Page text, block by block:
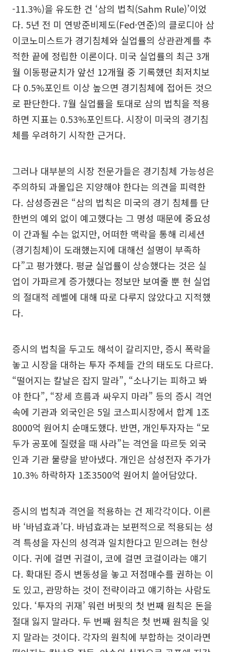
-11.3%)을 유도한 건 ‘삼의 법칙(Sahm Rule)’이었
다. 5년 전 미 연방준비제도(Fed·연준)의 클로디아 삼
이코노미스트가 경기침체와 실업률의 상관관계를 추
적한 끝에 정립한 이론이다. 미국 실업률의 최근 3개
월 이동평균치가 앞선 12개월 중 기록했던 최저치보
다 0.5%포인트 이상 높으면 경기침체에 접어든 것으
로 판단한다. 7월 실업률을 토대로 삼의 법칙을 적용
하면 지표는 0.53%포인트다. 시장이 미국의 경기침
체를 우려하기 시작한 근거다.
그러나 대부분의 시장 전문가들은 경기침체 가능성은
주의하되 과몰입은 지양해야 한다는 의견을 피력한
다. 삼성증권은 “삼의 법칙은 미국의 경기 침체를 단
한번의 예외 없이 예고했다는 그 명성 때문에 중요성
이 간과될 수는 없지만, 어떠한 맥락을 통해 리세션
(경기침체)이 도래했는지에 대해선 설명이 부족하
다”고 평가했다. 평균 실업률이 상승했다는 것은 실
업이 가파르게 증가했다는 정보만 보여줄 뿐 현 실업
의 절대적 레벨에 대해 따로 다루지 않았다고 지적했
다.
증시의 법칙을 두고도 해석이 갈리지만, 증시 폭락을
놓고 시장을 대하는 투자 주체들 간의 태도도 다르다.
“떨어지는 칼날은 잡지 말라”, “소나기는 피하고 봐
야 한다”, “장세 흐름과 싸우지 마라” 등의 증시 격언
속에 기관과 외국인은 5일 코스피시장에서 합계 1조
8000억 원어치 순매도했다. 반면, 개인투자자는 “모
두가 공포에 질렸을 때 사라”는 격언을 따르듯 외국
인과 기관 물량을 받아냈다. 개인은 삼성전자 주가가
10.3% 하락하자 1조3500억 원어치 쓸어담았다.
증시의 법칙과 격언을 적용하는 건 제각각이다. 이른
바 ‘바넘효과’다. 바넘효과는 보편적으로 적용되는 성
격 특성을 자신의 성격과 일치한다고 믿으려는 현상
이다. 귀에 걸면 귀걸이, 코에 걸면 코걸이라는 얘기
다. 확대된 증시 변동성을 놓고 저점매수를 권하는 이
도 있고, 관망하는 것이 전략이라고 얘기하는 사람도
있다. ‘투자의 귀재’ 워런 버핏의 첫 번째 원칙은 돈을
절대 잃지 말라다. 두 번째 원칙은 첫 번째 원칙을 잊
지 말라는 것이다. 각자의 원칙에 부합하는 것이라면